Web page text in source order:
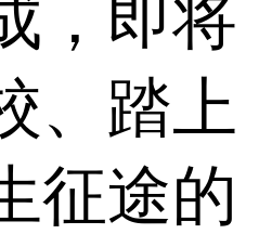
，即将
、踏上
征途的